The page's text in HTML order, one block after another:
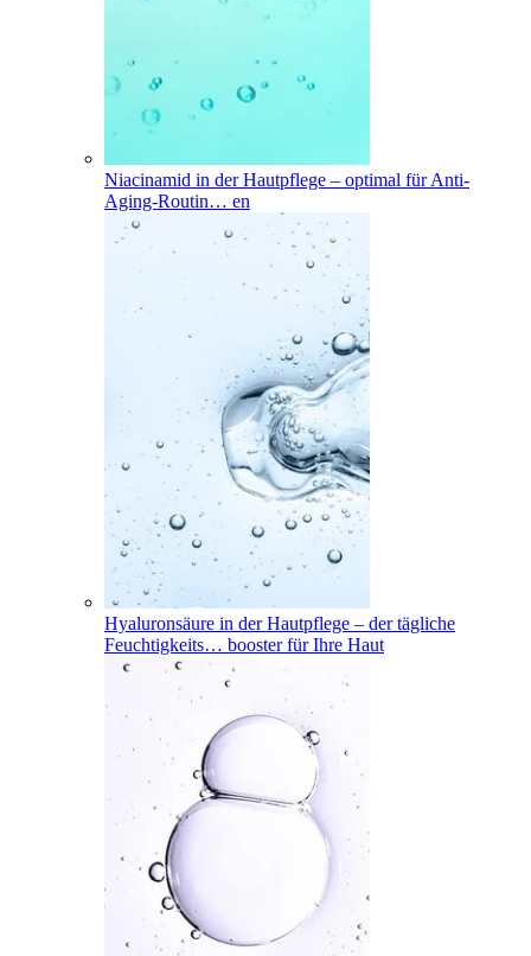
Niacinamid in der Hautpflege – optimal für Anti-
Aging-Routin… en
Hyaluronsäure in der Hautpflege – der tägliche
Feuchtigkeits… booster für Ihre Haut